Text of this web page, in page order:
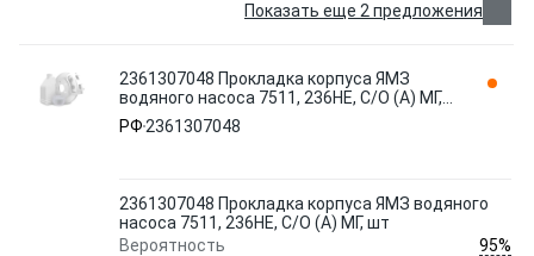
Показать еще 2 предложения
2361307048 Прокладка корпуса ЯМЗ
водяного насоса 7511, 236НЕ, С/О (А) МГ,
шт NO BRAND
РФ 2361307048
2361307048 Прокладка корпуса ЯМЗ водяного
насоса 7511, 236НЕ, С/О (А) МГ, шт
Вероятность
95%